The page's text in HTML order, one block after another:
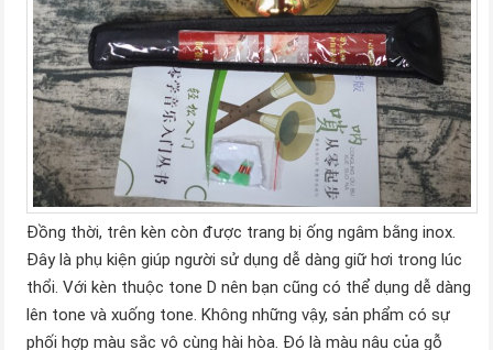
Đồng thời, trên kèn còn được trang bị ống ngâm bằng inox.
Đây là phụ kiện giúp người sử dụng dễ dàng giữ hơi trong lúc
thổi. Với kèn thuộc tone D nên bạn cũng có thể dụng dễ dàng
lên tone và xuống tone. Không những vậy, sản phẩm có sự
phối hợp màu sắc vô cùng hài hòa. Đó là màu nâu của gỗ